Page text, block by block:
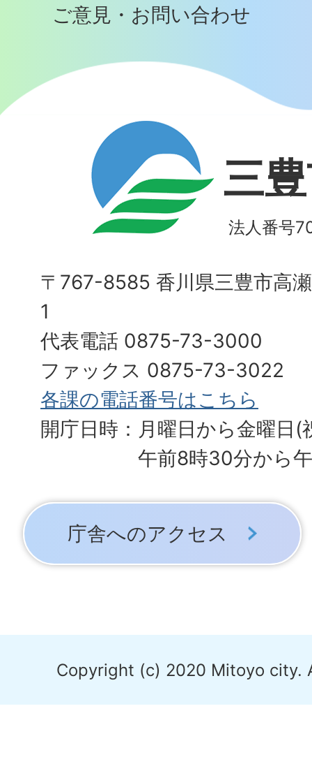
ご意見・お問い合わせ
三
法人番号
〒767-8585 香川県三豊市高
1
代表電話 0875-73-3000
ファックス 0875-73-3022
各課の電話番号はこちら
開庁日時：月曜日から金曜日(
午前8時30分から
庁舎へのアクセス
Copyright (c) 2020 Mitoyo city.